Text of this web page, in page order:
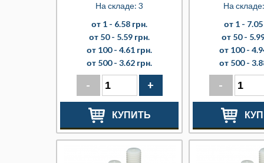
На складе: 3
от 1 - 6.58 грн.
от 50 - 5.59 грн.
от 100 - 4.61 грн.
от 500 - 3.62 грн.
- +
КУПИТЬ
На
от 1 -
от 50 -
от 100 -
от 500 -
-